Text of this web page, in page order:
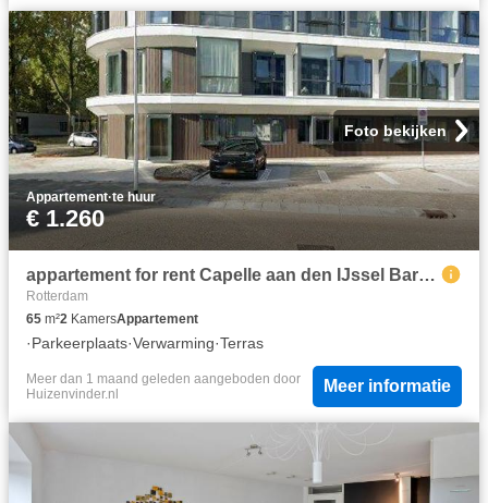
Foto bekijken
Appartement·te huur
€ 1.260
appartement for rent Capelle aan den IJssel Barbizonlaan
Rotterdam
65 m²2 KamersAppartement
·Parkeerplaats·Verwarming·Terras
Meer dan 1 maand geleden aangeboden door
Huizenvinder.nl
Meer informatie